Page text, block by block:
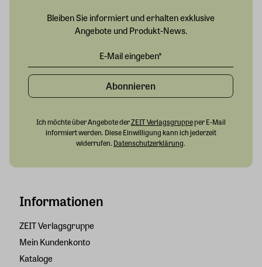
Informationen
ZEIT Verlagsgruppe
Mein Kundenkonto
Kataloge
Bleiben Sie informiert und erhalten exklusive
Angebote und Produkt-News.
Abonnieren
Ich möchte über Angebote derZEIT Verlagsgruppeper E-Mail
informiert werden. Diese Einwilligung kann ich jederzeit
widerrufen. Datenschutzerklärung.